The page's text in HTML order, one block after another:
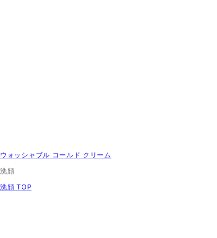
ウォッシャブル コールド クリーム
洗顔
洗顔 TOP